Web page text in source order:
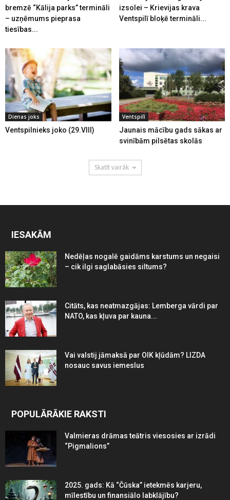
bremzē “Kālija parks” termināli
– uzņēmums pieprasa
tiesības...
izsolei – Krievijas krava
Ventspilī bloķē termināli...
Dienas joks
Ventspilnieks joko (29.VIII)
Ventspilī
Jaunais mācību gads sākas ar
svinībām pilsētas skolās
Skatīt vairāk
IESAKĀM
Nedēļas nogalē gaidāms karstums un negaisi
– cik ilgi saglabāsies siltums?
Citāts, kas neatmazgājas: Lemberga vārdi par
NATO, kas kļuva par kauna...
Vai valstij jāmaksā par OIK kļūdām? LIZDA
nosauc savus iemeslus
POPULĀRĀKIE RAKSTI
Valmieras drāmas teātris viesosies ar izrādi
“Pigmalions”
2025. gads: Kā “Čūska” ietekmēs karjeru,
mīlestību un finansiālo labklājību?